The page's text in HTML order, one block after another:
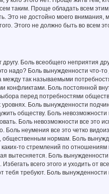
таким. Проще обладать всем
Это не достойно моего внимания,
Этого не должно быть во всем
Боль всеобщего неприятия
надо? Боль вынужденности что-
между так называемыми
конфликтами. Боль постоянной
перед потребностями
Боль вынужденности
обществу. Боль
Боль невозможности все это
Боль неумения все это четко
нормам. Боль
то стремлений по
вытесняется. Боль
всего этого и уходить от
тебя требуют. Боль